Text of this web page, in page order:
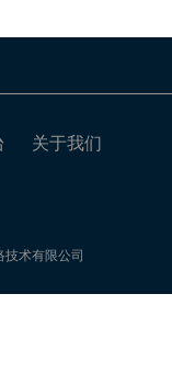
关于我们
术有限公司